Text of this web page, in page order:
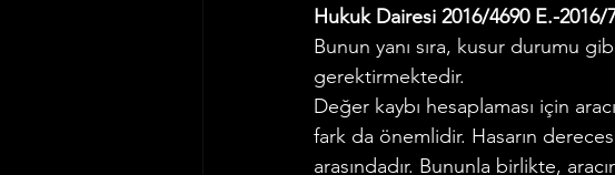
Hukuk Dairesi 2016/4690 E.-2016/
Bunun yanı sıra, kusur durumu
gerektirmektedir.
Değer kaybı hesaplaması için
fark da önemlidir. Hasarın
arasındadır. Bununla birlikte,